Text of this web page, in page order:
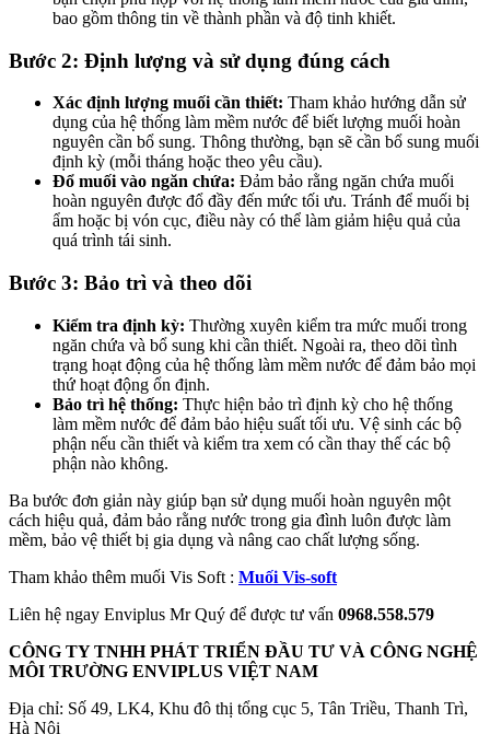
bao gồm thông tin về thành phần và độ tinh khiết.
Bước 2: Định lượng và sử dụng đúng cách
Xác định lượng muối cần thiết: Tham khảo hướng dẫn sử
dụng của hệ thống làm mềm nước để biết lượng muối hoàn
nguyên cần bổ sung. Thông thường, bạn sẽ cần bổ sung muối
định kỳ (mỗi tháng hoặc theo yêu cầu).
Đổ muối vào ngăn chứa: Đảm bảo rằng ngăn chứa muối
hoàn nguyên được đổ đầy đến mức tối ưu. Tránh để muối bị
ẩm hoặc bị vón cục, điều này có thể làm giảm hiệu quả của
quá trình tái sinh.
Bước 3: Bảo trì và theo dõi
Kiểm tra định kỳ: Thường xuyên kiểm tra mức muối trong
ngăn chứa và bổ sung khi cần thiết. Ngoài ra, theo dõi tình
trạng hoạt động của hệ thống làm mềm nước để đảm bảo mọi
thứ hoạt động ổn định.
Bảo trì hệ thống: Thực hiện bảo trì định kỳ cho hệ thống
làm mềm nước để đảm bảo hiệu suất tối ưu. Vệ sinh các bộ
phận nếu cần thiết và kiểm tra xem có cần thay thế các bộ
phận nào không.
Ba bước đơn giản này giúp bạn sử dụng muối hoàn nguyên một
cách hiệu quả, đảm bảo rằng nước trong gia đình luôn được làm
mềm, bảo vệ thiết bị gia dụng và nâng cao chất lượng sống.
Tham khảo thêm muối Vis Soft : Muối Vis-soft
Liên hệ ngay Enviplus Mr Quý để được tư vấn 0968.558.579
CÔNG TY TNHH PHÁT TRIỂN ĐẦU TƯ VÀ CÔNG NGHỆ
MÔI TRƯỜNG ENVIPLUS VIỆT NAM
Địa chỉ: Số 49, LK4, Khu đô thị tổng cục 5, Tân Triều, Thanh Trì,
Hà Nội